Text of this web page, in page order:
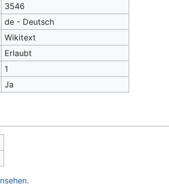
3546
de - Deutsch
Wikitext
Erlaubt
1
Ja